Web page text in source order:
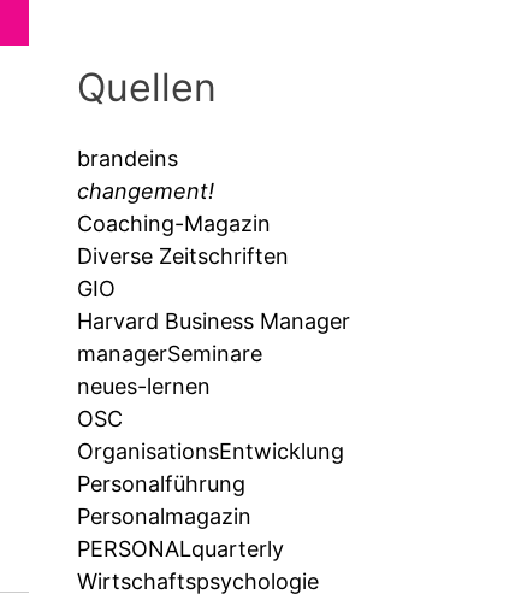
Quellen
brandeins
changement!
Coaching-Magazin
Diverse Zeitschriften
GIO
Harvard Business Manager
managerSeminare
neues-lernen
OSC
OrganisationsEntwicklung
Personalführung
Personalmagazin
PERSONALquarterly
Wirtschaftspsychologie